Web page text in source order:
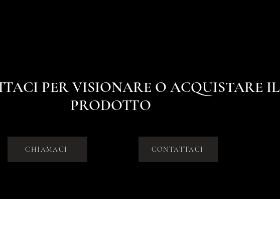
PER VISIONARE O ACQUISTARE IL
PRODOTTO
CHIAMACI CONTATTACI